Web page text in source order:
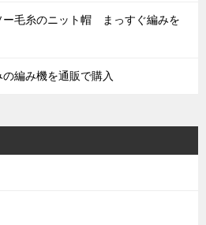
ー毛糸のニット帽 まっすぐ編みを
編み機を通販で購入